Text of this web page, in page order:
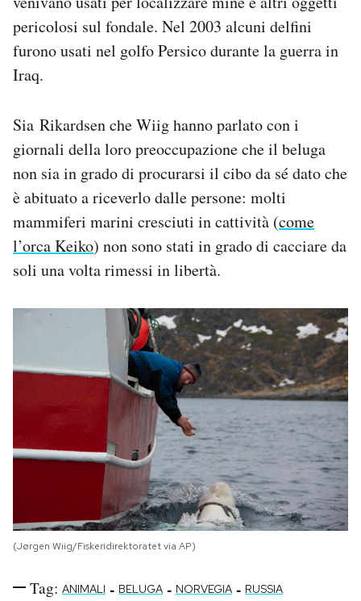
pericolosi sul fondale. Nel 2003 alcuni delfini
furono usati nel golfo Persico durante la guerra in
Iraq.
Sia Rikardsen che Wiig hanno parlato con i
giornali della loro preoccupazione che il beluga
non sia in grado di procurarsi il cibo da sé dato che
è abituato a riceverlo dalle persone: molti
mammiferi marini cresciuti in cattività (come
l’orca Keiko) non sono stati in grado di cacciare da
soli una volta rimessi in libertà.
(Jørgen Wiig/Fiskeridirektoratet via AP)
Tag: ANIMALI - BELUGA - NORVEGIA - RUSSIA